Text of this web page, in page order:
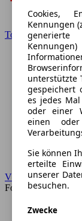
Toyota
VW
Forum
Cookies,
Kennungen
unterstützte
gespeichert
es jedes
oder einer
einen
Sie können
erteilte
unserer
besuchen.
Zwecke